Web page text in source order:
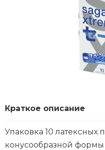
Краткое описание
Упаковка 10 латексных
конусообразной